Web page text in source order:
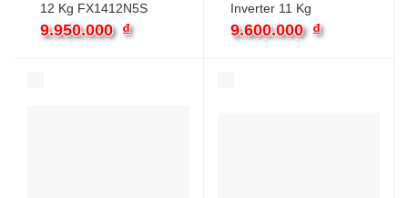
12 Kg FX1412N5S
9.950.000 ₫
Inverter 11 Kg
EWF1124D3EC
UltimateCare 300
9.600.000 ₫